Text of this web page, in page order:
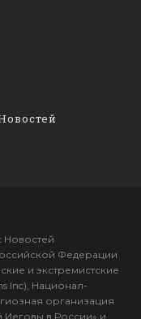
Новостей
Федерации
и экстремистские
Inc), Национал-
организация
Иеговы в России» и